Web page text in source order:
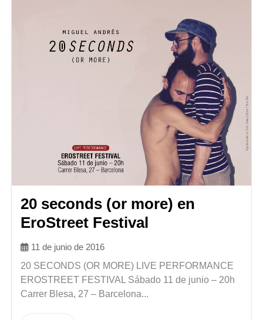
20 seconds (or more) en
EroStreet Festival
11 de junio de 2016
20 SECONDS (OR MORE) LIVE PERFORMANCE
EROSTREET FESTIVAL Sábado 11 de junio – 20h
Carrer Blesa, 27 – Barcelona...